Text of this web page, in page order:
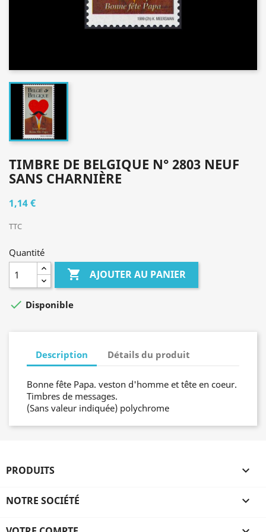
TIMBRE DE BELGIQUE N° 2803 NEUF
SANS CHARNIÈRE
1,14 €
TTC
Quantité
 AJOUTER AU PANIER
 Disponible
Description Détails du produit
Bonne fête Papa. veston d'homme et tête en coeur.
Timbres de messages.
(Sans valeur indiquée) polychrome
PRODUITS 
NOTRE SOCIÉTÉ 